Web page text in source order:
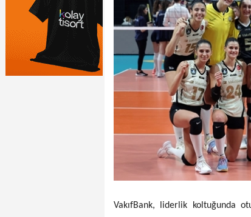
VakıfBank, liderlik koltuğunda